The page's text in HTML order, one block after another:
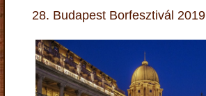
28. Budapest Borfesztivál 2019